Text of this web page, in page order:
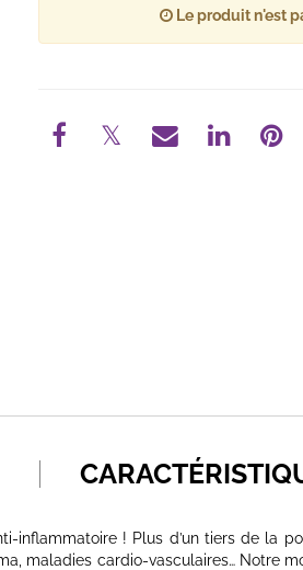
Le produit n'est
inflammatoire ! Plus d’un tiers de la
maladies cardio-vasculaires… Notre